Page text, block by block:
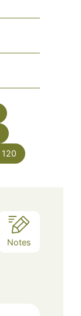
120
Notes